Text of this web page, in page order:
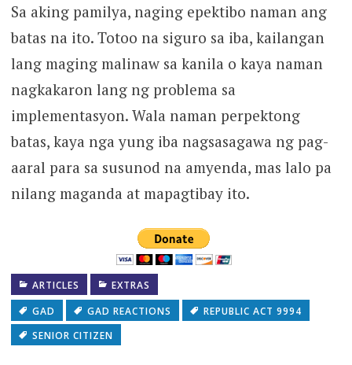
Sa aking pamilya, naging epektibo naman ang
batas na ito. Totoo na siguro sa iba, kailangan
lang maging malinaw sa kanila o kaya naman
nagkakaron lang ng problema sa
implementasyon. Wala naman perpektong
batas, kaya nga yung iba nagsasagawa ng pag-
aaral para sa susunod na amyenda, mas lalo pa
nilang maganda at mapagtibay ito.
ARTICLES
EXTRAS
GAD
GAD REACTIONS
REPUBLIC ACT 9994
SENIOR CITIZEN